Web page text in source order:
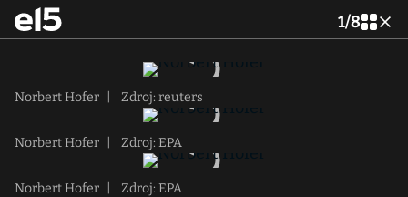
1/8
Norbert Hofer Zdroj: reuters
Norbert Hofer Zdroj: EPA
Norbert Hofer Zdroj: EPA